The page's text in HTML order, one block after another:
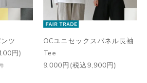
ツ
円)
OCユニセックスパネル長袖
Tee
9,000円(税込9,900円)